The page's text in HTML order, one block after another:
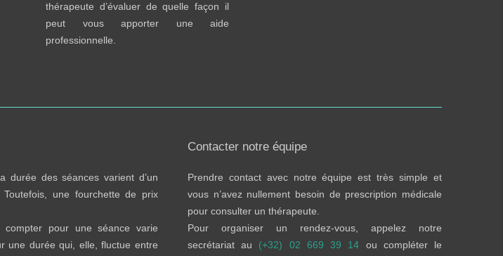
thérapeute d’évaluer de quelle façon il
peut vous apporter une aide
professionnelle.
durée des séances varient d’un
Toutefois, une fourchette de prix
compter pour une séance varie
une durée qui, elle, fluctue entre
Contacter notre équipe
Prendre contact avec notre équipe est très simple et
vous n’avez nullement besoin de prescription médicale
pour consulter un thérapeute.
Pour organiser un rendez-vous, appelez notre
secrétariat au (+32) 02 669 39 14 ou compléter le